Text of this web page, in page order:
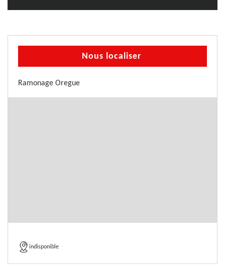
Nous localiser
Ramonage Oregue
indisponible